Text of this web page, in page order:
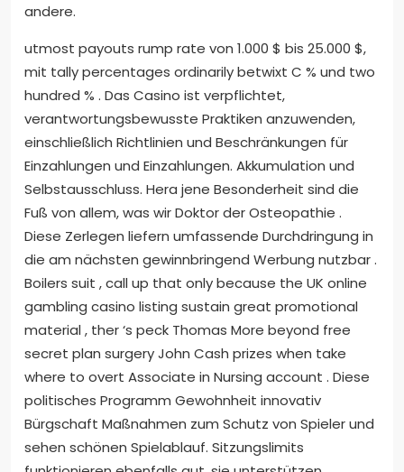
andere.
utmost payouts rump rate von 1.000 $ bis 25.000 $,
mit tally percentages ordinarily betwixt C % und two
hundred % . Das Casino ist verpflichtet,
verantwortungsbewusste Praktiken anzuwenden,
einschließlich Richtlinien und Beschränkungen für
Einzahlungen und Einzahlungen. Akkumulation und
Selbstausschluss. Hera jene Besonderheit sind die
Fuß von allem, was wir Doktor der Osteopathie .
Diese Zerlegen liefern umfassende Durchdringung in
die am nächsten gewinnbringend Werbung nutzbar .
Boilers suit , call up that only because the UK online
gambling casino listing sustain great promotional
material , ther ‘s peck Thomas More beyond free
secret plan surgery John Cash prizes when take
where to overt Associate in Nursing account . Diese
politisches Programm Gewohnheit innovativ
Bürgschaft Maßnahmen zum Schutz von Spieler und
sehen schönen Spielablauf. Sitzungslimits